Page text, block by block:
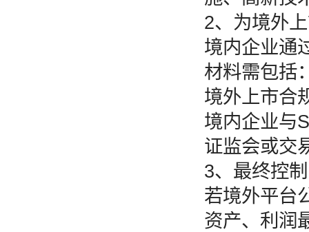
2、为境外
境内企业通
材料需包括
境外上市合
境内企业与
证监会或交
3、最终控
若境外平台
资产、利润